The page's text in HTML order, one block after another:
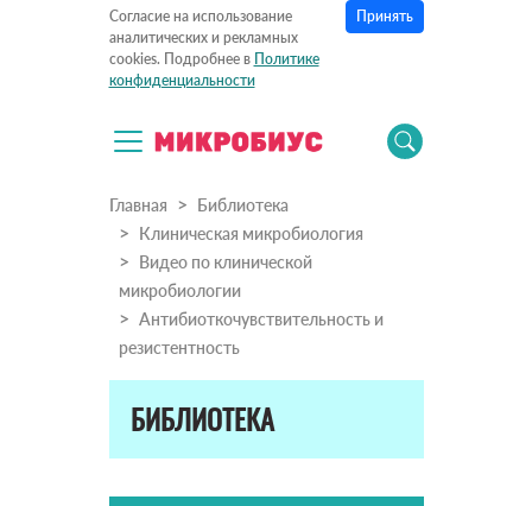
Согласие на использование
аналитических и рекламных
cookies. Подробнее в Политике
конфиденциальности
Принять
Главная
Библиотека
Клиническая микробиология
Видео по клинической
микробиологии
Антибиоткочувствительность и
резистентность
БИБЛИОТЕКА